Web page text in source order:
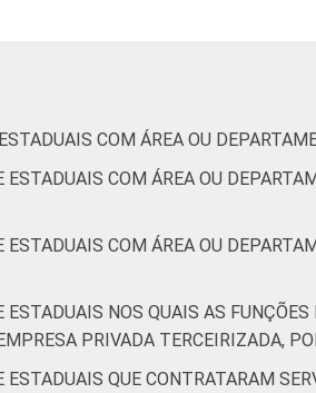
COM ÁREA OU
ESTADUAIS COM ÁREA OU
ESTADUAIS COM ÁREA OU
ESTADUAIS NOS QUAIS AS
PRIVADA TERCEIRIZADA,
ESTADUAIS QUE CONTRATARAM